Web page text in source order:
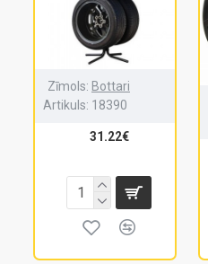
Zīmols: Bottari
Artikuls: 18390
31.22€